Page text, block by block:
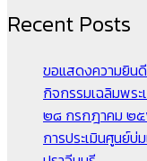
Recent Posts
ขอแสดงความยินดี
กิจกรรมเฉลิมพระ
๒๘ กรกฎาคม ๒
การประเมินศูนย์บ่